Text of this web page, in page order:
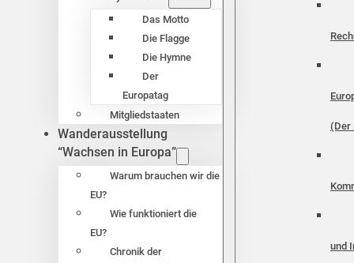
Das Motto
Die Flagge
Die Hymne
Der
Europatag
Mitgliedstaaten
Wanderausstellung
“Wachsen in Europa”
Warum brauchen wir die
EU?
Wie funktioniert die
EU?
Chronik der
(Der
und